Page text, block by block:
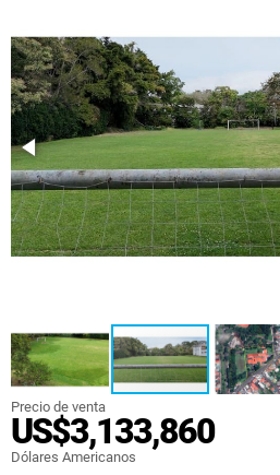
Precio de venta
US$3,133,860
Dólares Americanos